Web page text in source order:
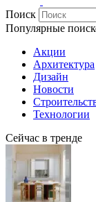
Поиск
Популярные
Акции
Архитектура
Дизайн
Новости
Технологии
Сейчас в тренде